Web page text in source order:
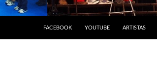
FACEBOOK YOUTUBE ARTISTAS